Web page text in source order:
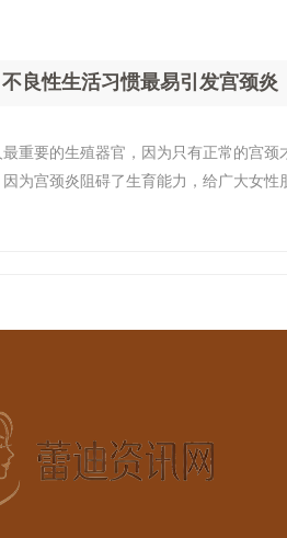
不良性生活习惯最易引发宫颈炎
重要的生殖器官，因为只有正常的宫
为宫颈炎阻碍了生育能力，给广大女